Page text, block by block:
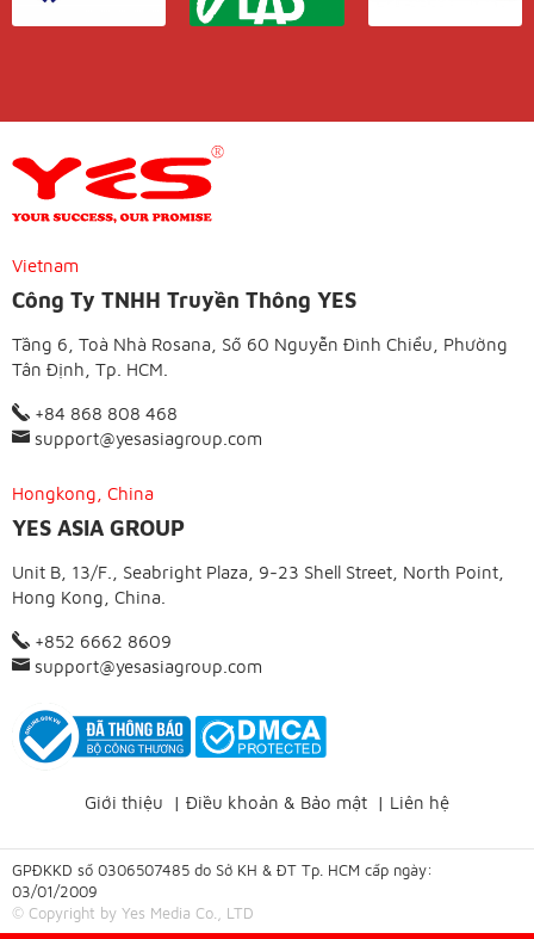
Vietnam
Công Ty TNHH Truyền Thông YES
Tầng 6, Toà Nhà Rosana, Số 60 Nguyễn Đình Chiểu, Phường
Tân Định, Tp. HCM.
+84 868 808 468
support@yesasiagroup.com
Hongkong, China
YES ASIA GROUP
Unit B, 13/F., Seabright Plaza, 9-23 Shell Street, North Point,
Hong Kong, China.
+852 6662 8609
support@yesasiagroup.com
Giới thiệu | Điều khoản & Bảo mật | Liên hệ
GPĐKKD số 0306507485 do Sở KH & ĐT Tp. HCM cấp ngày:
03/01/2009
© Copyright by Yes Media Co., LTD